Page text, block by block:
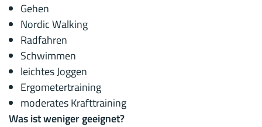
Gehen
Nordic Walking
Radfahren
Schwimmen
leichtes Joggen
Ergometertraining
moderates Krafttraining
Was ist weniger geeignet?